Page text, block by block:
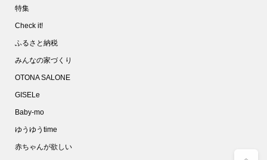
特集
Check it!
ふるさと納税
みんなの家づくり
OTONA SALONE
GISELe
Baby-mo
ゆうゆうtime
赤ちゃんが欲しい